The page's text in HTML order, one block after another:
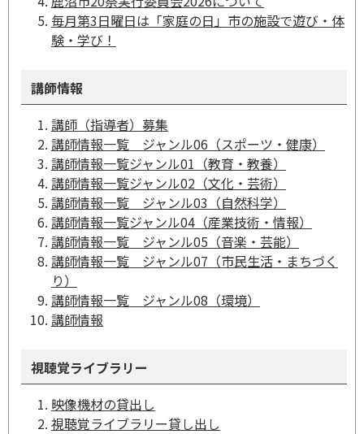
毎月第3日曜日は「家庭の日」市の施設で遊び・体
験・学び！
講師情報
講師（指導者）募集
講師情報一覧 ジャンル06（スポーツ・健康）
講師情報一覧ジャンル01（教育・教養）
講師情報一覧ジャンル02（文化・芸術）
講師情報一覧 ジャンル03（自然科学）
講師情報一覧ジャンル04（産業技術・情報）
講師情報一覧 ジャンル05（音楽・芸能）
講師情報一覧 ジャンル07（市民生活・まちづく
り）
講師情報一覧 ジャンル08（環境）
講師情報
視聴覚ライブラリー
映像機材の貸出し
視聴覚ライブラリー貸し出し